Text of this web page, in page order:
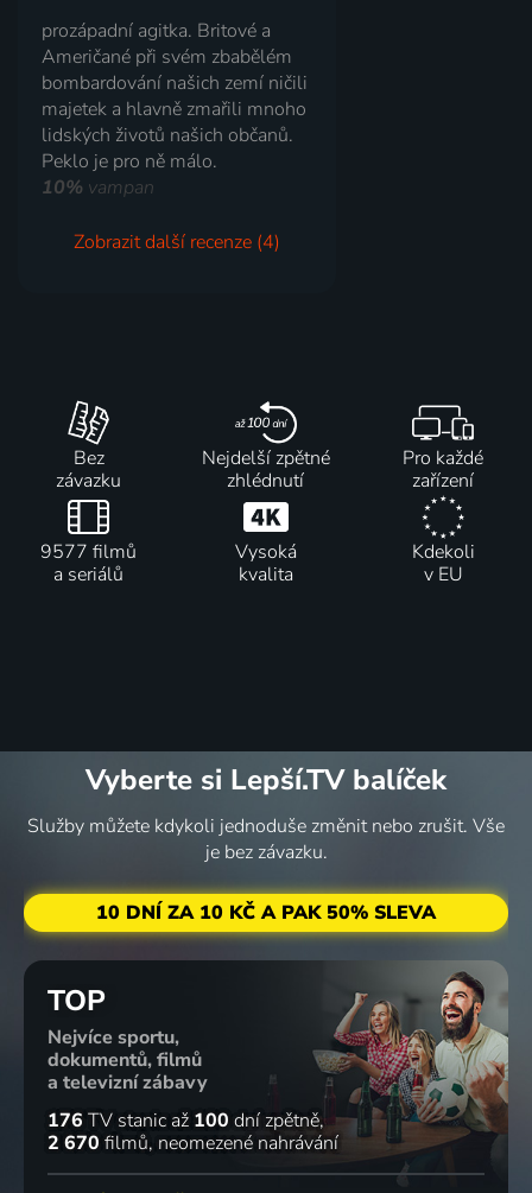
prozápadní agitka. Britové a
Američané při svém zbabělém
bombardování našich zemí ničili
majetek a hlavně zmařili mnoho
lidských životů našich občanů.
Peklo je pro ně málo.
10% vampan
Zobrazit další recenze (4)
Bez
závazku
Nejdelší zpětné
zhlédnutí
Pro každé
zařízení
9577 filmů
a seriálů
Vysoká
kvalita
Kdekoli
v EU
Vyberte si Lepší.TV balíček
Služby můžete kdykoli jednoduše změnit nebo zrušit. Vše
je bez závazku.
10 DNÍ ZA 10 KČ A PAK 50% SLEVA
TOP
Nejvíce sportu,
dokumentů, filmů
a televizní zábavy
176 TV stanic až 100 dní zpětně
2 670 filmů neomezené nahrávání